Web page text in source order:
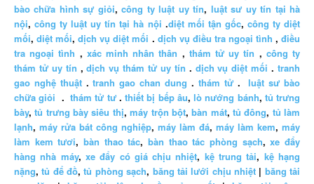
bào chữa hình sự giỏi,công ty luật uy tín, luật sư uy tín tại hà
nội,công ty luật uy tín tại hà nội .diệt mối tận gốc, công ty diệt
mối,diệt mối,dịch vụ diệt mối . dịch vụ điều tra ngoại tình ,điều
tra ngoại tình , xác minh nhân thân , thám tử uy tín , công ty
thám tử uy tín ,dịch vụ thám tử uy tín . dịch vụ diệt mối .tranh
gao nghệ thuật.tranh gao chan dung . thám tử.luật sư bào
chữa giỏi .thám tử tư.thiết bị bếp âu,lò nướng bánh, tủ trưng
bày,tủ trưng bày siêu thị,máy trộn bột,bàn mát, tủ đông, tủ làm
lạnh, máy rửa bát công nghiệp, máy làm đá, máy làm kem, máy
làm kem tươi,bàn thao tác,bàn thao tác phòng sạch,xe đẩy
hàng nhà máy, xe đẩy có giá chịu nhiệt, kệ trung tải, kệ hạng
nặng,tủ để đồ,tủ phòng sạch, băng tải lưới chịu nhiệt| băng tải